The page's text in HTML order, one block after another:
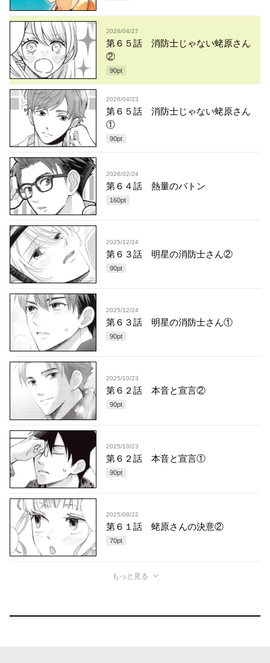
2026/04/27
第６５話 消防士じゃない蛯原さん
②
90pt
2026/04/23
第６５話 消防士じゃない蛯原さん
①
90pt
2026/02/24
第６４話 熱量のバトン
160pt
2025/12/24
第６３話 明星の消防士さん②
90pt
2025/12/24
第６３話 明星の消防士さん①
90pt
2025/10/23
第６２話 本音と宣言②
90pt
2025/10/23
第６２話 本音と宣言①
90pt
2025/08/22
第６１話 蛯原さんの決意②
70pt
もっと見る